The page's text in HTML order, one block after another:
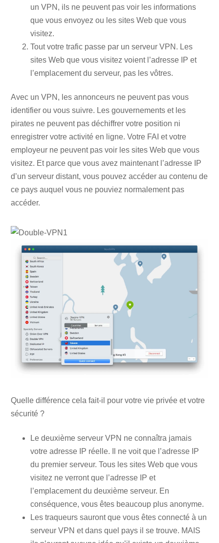
un VPN, ils ne peuvent pas voir les informations
que vous envoyez ou les sites Web que vous
visitez.
Tout votre trafic passe par un serveur VPN. Les
sites Web que vous visitez voient l’adresse IP et
l’emplacement du serveur, pas les vôtres.
Avec un VPN, les annonceurs ne peuvent pas vous
identifier ou vous suivre. Les gouvernements et les
pirates ne peuvent pas déchiffrer votre position ni
enregistrer votre activité en ligne. Votre FAI et votre
employeur ne peuvent pas voir les sites Web que vous
visitez. Et parce que vous avez maintenant l’adresse IP
d’un serveur distant, vous pouvez accéder au contenu de
ce pays auquel vous ne pouviez normalement pas
accéder.
Quelle différence cela fait-il pour votre vie privée et votre
sécurité ?
Le deuxième serveur VPN ne connaîtra jamais
votre adresse IP réelle. Il ne voit que l’adresse IP
du premier serveur. Tous les sites Web que vous
visitez ne verront que l’adresse IP et
l’emplacement du deuxième serveur. En
conséquence, vous êtes beaucoup plus anonyme.
Les traqueurs sauront que vous êtes connecté à un
serveur VPN et dans quel pays il se trouve. MAIS